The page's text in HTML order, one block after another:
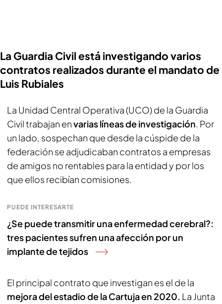
La Guardia Civil está investigando varios
contratos realizados durante el mandato de
Luis Rubiales
La Unidad Central Operativa (UCO) de la Guardia
Civil trabajan envarias líneas de investigación. Por
un lado, sospechan que desde la cúspide de la
federación se adjudicaban contratos a empresas
de amigos no rentables para la entidad y por los
que ellos recibían comisiones.
PUEDE INTERESARTE
¿Se puede transmitir una enfermedad cerebral?:
tres pacientes sufren una afección por un
implante de tejidos
El principal contrato que investigan es el de la
mejora del estadio de la Cartuja en 2020. La Junta